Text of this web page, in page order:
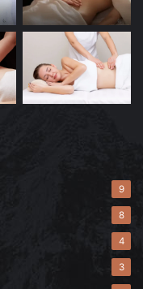
9
8
4
3